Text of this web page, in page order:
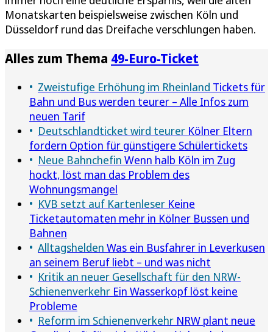
Monatskarten beispielsweise zwischen Köln und
Düsseldorf rund das Dreifache verschlungen haben.
Alles zum Thema 49-Euro-Ticket
Zweistufige Erhöhung im Rheinland Tickets für
Bahn und Bus werden teurer – Alle Infos zum
neuen Tarif
Deutschlandticket wird teurer Kölner Eltern
fordern Option für günstigere Schülertickets
Neue Bahnchefin Wenn halb Köln im Zug
hockt, löst man das Problem des
Wohnungsmangel
KVB setzt auf Kartenleser Keine
Ticketautomaten mehr in Kölner Bussen und
Bahnen
Alltagshelden Was ein Busfahrer in Leverkusen
an seinem Beruf liebt – und was nicht
Kritik an neuer Gesellschaft für den NRW-
Schienenverkehr Ein Wasserkopf löst keine
Probleme
Reform im Schienenverkehr NRW plant neue